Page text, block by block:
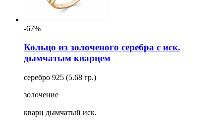
-67%
Кольцо из золоченого серебра с иск.
дымчатым кварцем
серебро 925 (5.68 гр.)
золочение
кварц дымчатый иск.